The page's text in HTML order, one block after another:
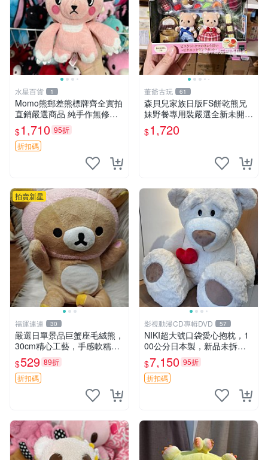
水星百貨 1
Momo熊郵差熊標牌齊全實拍
直銷嚴選商品 純手作無修圖
可收藏 郵差熊 Momo熊 標牌
商品
$1,710 95折
折扣碼
董爺古玩 61
森貝兒家族日版FS餅乾熊兄
妹野餐專用裝嚴選全新未開
封，包含兩組大童款紙盒裝，
適合收藏與分享。 餅乾熊兄
$1,720
拍賣新星
福運連連 30
嚴選日單景品巨蟹座毛絨熊，
30cm精心工藝，手感軟糯推
薦收藏送人 巨蟹座 毛絨玩具
精緻做工
$529 89折
折扣碼
影視動漫CD專輯DVD 57
NIKI超大號口袋愛心抱枕，1
00公分日本製，新品未拆封
胖嘟嘟收藏推薦 愛心抱枕 日
本 抱枕
$7,150 95折
折扣碼